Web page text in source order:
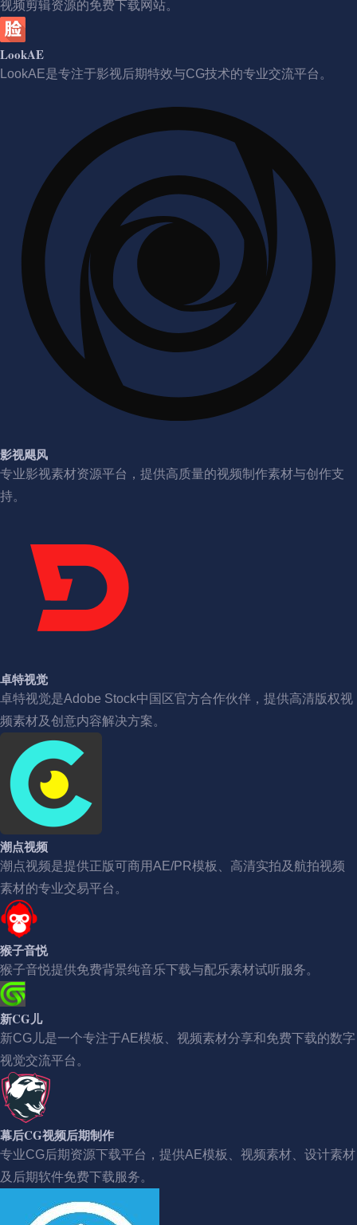
视频剪辑资源的免费下载网站。
LookAE
LookAE是专注于影视后期特效与CG技术的专业交流平台。
影视飓风
专业影视素材资源平台，提供高质量的视频制作素材与创作支
持。
卓特视觉
卓特视觉是Adobe Stock中国区官方合作伙伴，提供高清版权视
频素材及创意内容解决方案。
潮点视频
潮点视频是提供正版可商用AE/PR模板、高清实拍及航拍视频
素材的专业交易平台。
猴子音悦
猴子音悦提供免费背景纯音乐下载与配乐素材试听服务。
新CG儿
新CG儿是一个专注于AE模板、视频素材分享和免费下载的数字
视觉交流平台。
幕后CG视频后期制作
专业CG后期资源下载平台，提供AE模板、视频素材、设计素材
及后期软件免费下载服务。